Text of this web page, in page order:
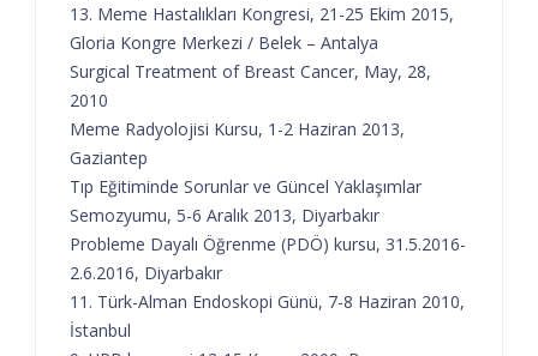
13. Meme Hastalıkları Kongresi, 21-25 Ekim 2015,
Gloria Kongre Merkezi / Belek – Antalya
Surgical Treatment of Breast Cancer, May, 28,
2010
Meme Radyolojisi Kursu, 1-2 Haziran 2013,
Gaziantep
Tıp Eğitiminde Sorunlar ve Güncel Yaklaşımlar
Semozyumu, 5-6 Aralık 2013, Diyarbakır
Probleme Dayalı Öğrenme (PDÖ) kursu, 31.5.2016-
2.6.2016, Diyarbakır
11. Türk-Alman Endoskopi Günü, 7-8 Haziran 2010,
İstanbul